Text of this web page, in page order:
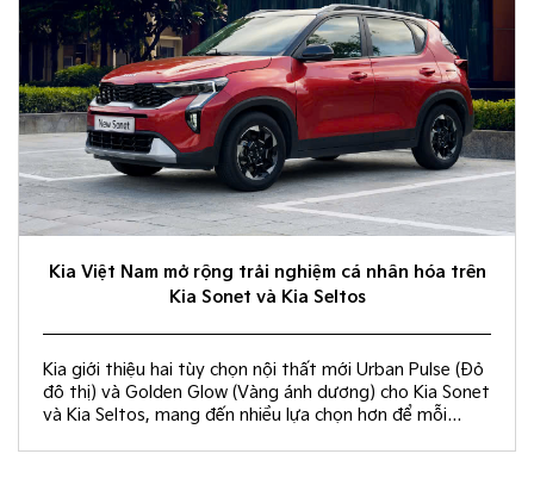
Kia Việt Nam mở rộng trải nghiệm cá nhân hóa trên
Kia Sonet và Kia Seltos
Kia giới thiệu hai tùy chọn nội thất mới Urban Pulse (Đỏ
đô thị) và Golden Glow (Vàng ánh dương) cho Kia Sonet
và Kia Seltos, mang đến nhiều lựa chọn hơn để mỗi